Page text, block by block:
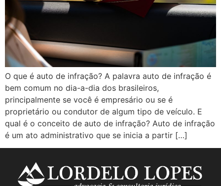
O que é auto de infração? A palavra auto de infração é
bem comum no dia-a-dia dos brasileiros,
principalmente se você é empresário ou se é
proprietário ou condutor de algum tipo de veículo. E
qual é o conceito de auto de infração? Auto de infração
é um ato administrativo que se inicia a partir […]